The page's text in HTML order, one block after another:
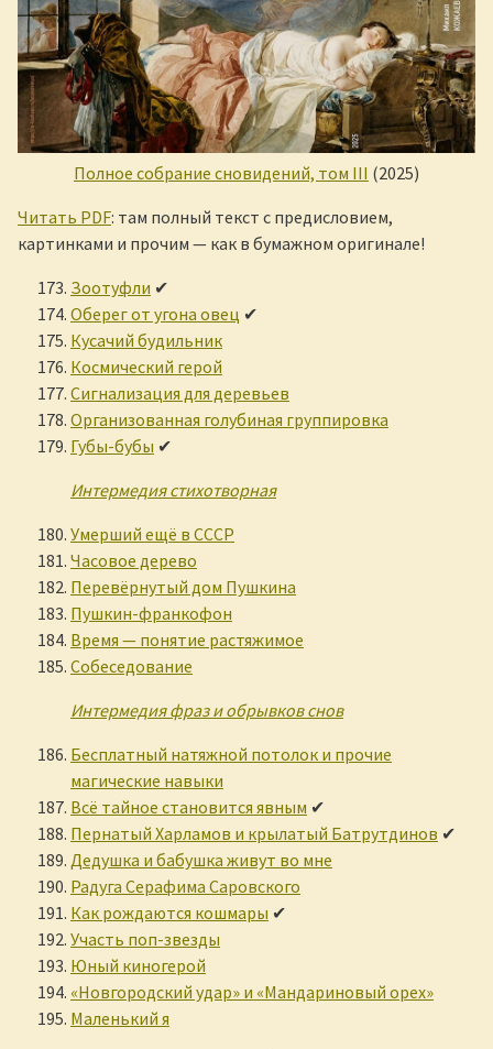
Полное собрание сновидений, том III (2025)
Читать PDF: там полный текст с предисловием,
картинками и прочим — как в бумажном оригинале!
Зоотуфли ✔
Оберег от угона овец ✔
Кусачий будильник
Космический герой
Сигнализация для деревьев
Организованная голубиная группировка
Губы-бубы ✔
Интермедия стихотворная
Умерший ещё в СССР
Часовое дерево
Перевёрнутый дом Пушкина
Пушкин-франкофон
Время — понятие растяжимое
Собеседование
Интермедия фраз и обрывков снов
Бесплатный натяжной потолок и прочие
магические навыки
Всё тайное становится явным ✔
Пернатый Харламов и крылатый Батрутдинов ✔
Дедушка и бабушка живут во мне
Радуга Серафима Саровского
Как рождаются кошмары ✔
Участь поп-звезды
Юный киногерой
«Новгородский удар» и «Мандариновый орех»
Маленький я